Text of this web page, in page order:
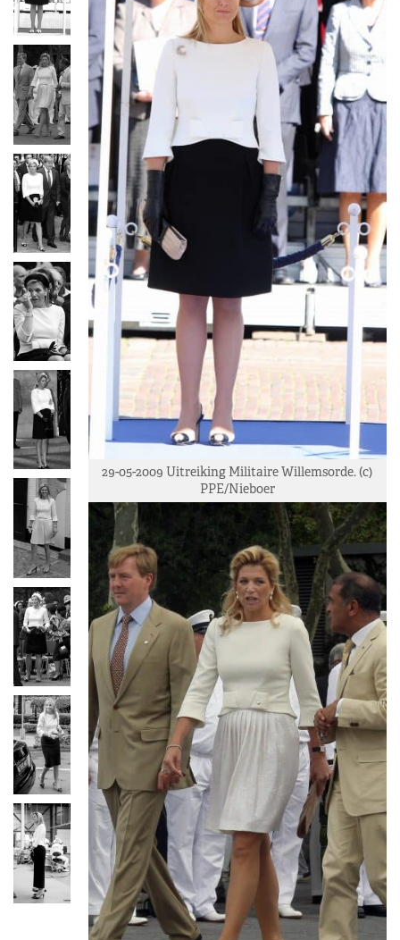
29-05-2009 Uitreiking Militaire Willemsorde. (c)
PPE/Nieboer